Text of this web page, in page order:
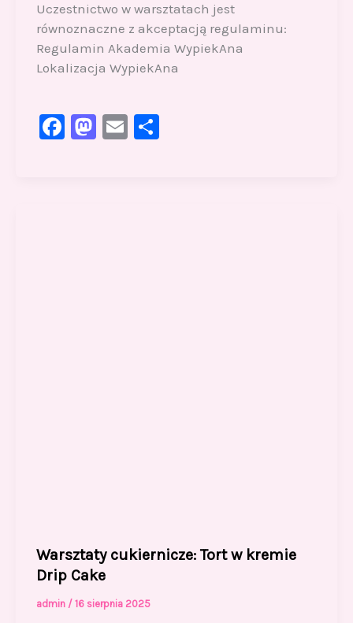
Uczestnictwo w warsztatach jest
równoznaczne z akceptacją regulaminu:
Regulamin Akademia WypiekAna
Lokalizacja WypiekAna
F
M
E
Warsztaty cukiernicze: Tort w kremie
Drip Cake
admin / 16 sierpnia 2025